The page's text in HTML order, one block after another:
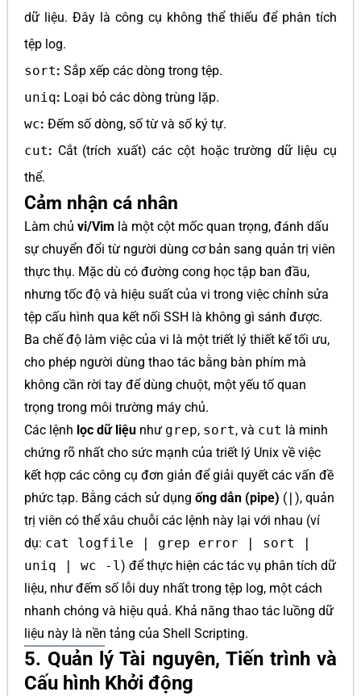
dữ liệu. Đây là công cụ không thể thiếu để phân tích
tệp log.
sort: Sắp xếp các dòng trong tệp.
uniq: Loại bỏ các dòng trùng lặp.
wc: Đếm số dòng, số từ và số ký tự.
cut: Cắt (trích xuất) các cột hoặc trường dữ liệu cụ
thể.
Cảm nhận cá nhân
Làm chủ vi/Vim là một cột mốc quan trọng, đánh dấu
sự chuyển đổi từ người dùng cơ bản sang quản trị viên
thực thụ. Mặc dù có đường cong học tập ban đầu,
nhưng tốc độ và hiệu suất của vi trong việc chỉnh sửa
tệp cấu hình qua kết nối SSH là không gì sánh được.
Ba chế độ làm việc của vi là một triết lý thiết kế tối ưu,
cho phép người dùng thao tác bằng bàn phím mà
không cần rời tay để dùng chuột, một yếu tố quan
trọng trong môi trường máy chủ.
Các lệnh lọc dữ liệu như grep, sort, và cut là minh
chứng rõ nhất cho sức mạnh của triết lý Unix về việc
kết hợp các công cụ đơn giản để giải quyết các vấn đề
phức tạp. Bằng cách sử dụng ống dẫn (pipe) ( ), quản
trị viên có thể xâu chuỗi các lệnh này lại với nhau (ví
dụ: cat logfile | grep error | sort |
uniq | wc -l) để thực hiện các tác vụ phân tích dữ
liệu, như đếm số lỗi duy nhất trong tệp log, một cách
nhanh chóng và hiệu quả. Khả năng thao tác luồng dữ
liệu này là nền tảng của Shell Scripting.
5. Quản lý Tài nguyên, Tiến trình và
Cấu hình Khởi động